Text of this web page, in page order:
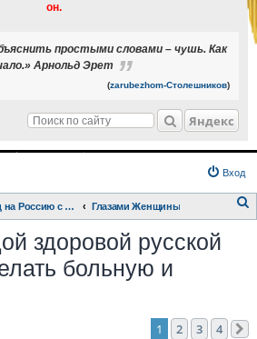
он.
простыми словами – чушь. Как
Арнольд Эрет
(zarubezhom-Столешников)
Яндекс
Вход
Взгляд на Россию с разных точек зрения. Глазами Женщины
здоровой русской
больную и
1 2 3 4